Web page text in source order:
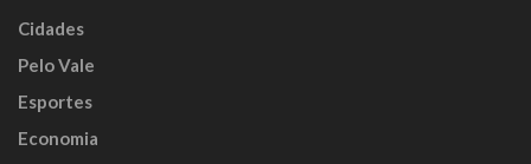
Cidades
Pelo Vale
Esportes
Economia